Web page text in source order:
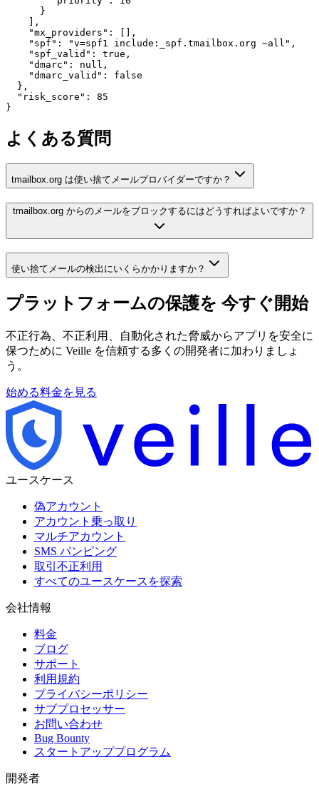
      }
    ],
    "mx_providers": [],
    "spf": "v=spf1 include:_spf.tmailbox.org ~all",
    "spf_valid": true,
    "dmarc": null,
    "dmarc_valid": false
  },
  "risk_score": 85
}
よくある質問
tmailbox.org は使い捨てメールプロバイダーですか？
tmailbox.org からのメールをブロックするにはどうすればよいですか？
使い捨てメールの検出にいくらかかりますか？
プラットフォームの保護を 今すぐ開始
不正行為、不正利用、自動化された脅威からアプリを安全に
保つために Veille を信頼する多くの開発者に加わりましょ
う。
始める料金を見る
ユースケース
偽アカウント
アカウント乗っ取り
マルチアカウント
SMS パンピング
取引不正利用
すべてのユースケースを探索
会社情報
料金
ブログ
サポート
利用規約
プライバシーポリシー
サブプロセッサー
お問い合わせ
Bug Bounty
スタートアッププログラム
開発者